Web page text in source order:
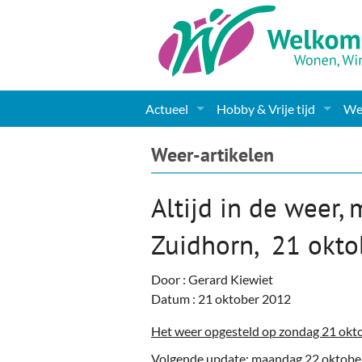
Actueel
Nieuws
Gemeente informatie
Dorpen
Woningaanbod
Columns & Redactioneel
Hobby & Vrije tijd
Sport
Kunst
Muziek
Podia & Dorpshuizen
Weer-artikelen
Altijd in de weer,
Zuidhorn, 21
Door : Gerard Kiewiet
Datum : 21 oktober 2012
Het weer opgesteld op zondag 21
Volgende update: maandag 22